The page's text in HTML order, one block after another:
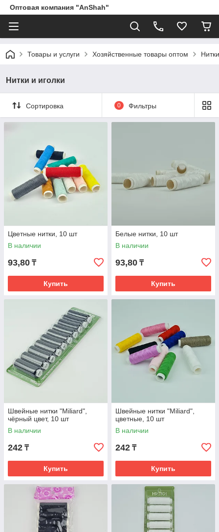
Оптовая компания "AnShah"
Товары и услуги Хозяйственные товары оптом
Нитки и иголки
Сортировка 0 Фильтры
Цветные нитки, 10 шт
В наличии
93,80 ₸
Купить
Белые нитки, 10 шт
В наличии
93,80 ₸
Купить
Швейные нитки "Miliard",
чёрный цвет, 10 шт
В наличии
242 ₸
Купить
Швейные нитки "Miliard",
цветные, 10 шт
В наличии
242 ₸
Купить